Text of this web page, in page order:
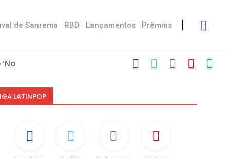
de Sanremo RBD Lançamentos Prêmios
Stress’
LATINPOP